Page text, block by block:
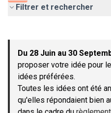
Filtrer et rechercher
−
Du 28 Juin au 30
proposer votre idée pour
idées préférées.
Toutes les idées ont été
qu'elles répondaient bien